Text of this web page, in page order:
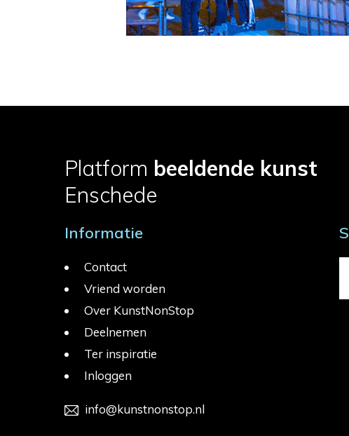
Platform beeldende kunst
Enschede
Informatie
Contact
Vriend worden
Over KunstNonStop
Deelnemen
Ter inspiratie
Inloggen
info@kunstnonstop.nl